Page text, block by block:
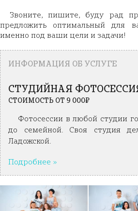
Звоните, пишите, буду рад
предложить оптимальный для
именно под ваши цели и задачи!
ИНФОРМАЦИЯ ОБ УСЛУГЕ
СТУДИЙНАЯ
СТОИМОСТЬ ОТ 9 000₽
Фотосессии в любой студии
до семейной. Своя студия
Ладожской.
Подробнее »